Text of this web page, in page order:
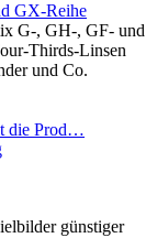
GX-Reihe
G-, GH-, GF- und
Thirds-Linsen
und Co.
die Prod…
günstiger